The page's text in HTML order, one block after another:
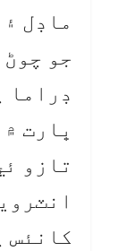
ماڊل
جو
ڊراما
ڀارت
تازو
کانئس